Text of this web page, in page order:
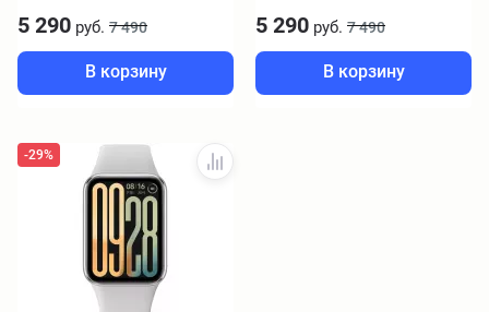
5 290 руб. 7 490
В корзину
5 290 руб. 7 490
В корзину
-29%